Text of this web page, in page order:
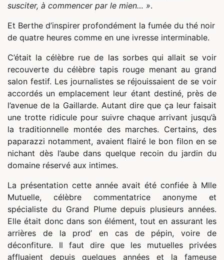
susciter, à commencer par le mien… ».
Et Berthe d’inspirer profondément la fumée du thé noir
de quatre heures comme en une ivresse interminable.
C’était la célèbre rue de las sorbes qui allait se voir
recouverte du célèbre tapis rouge menant au grand
salon festif. Les journalistes se réjouissaient de se voir
accordés un emplacement leur étant destiné, près de
l’avenue de la Gaillarde. Autant dire que ça leur faisait
une trotte ridicule pour suivre chaque arrivant jusqu’à
la traditionnelle montée des marches. Certains, des
paparazzi notamment, avaient flairé le bon filon en se
nichant dès l’aube dans quelque recoin du jardin du
domaine réservé aux intimes.
La présentation cette année avait été confiée à Mlle
Mutuelle, célèbre commentatrice anonyme et
spécialiste du Grand Plume depuis plusieurs années.
Elle était donc dans son élément, tout en assurant les
arrières de la prod’ en cas de pépin, voire de
déconfiture. Il faut dire que les mutuelles privées
affluaient depuis quelques années et la fameuse